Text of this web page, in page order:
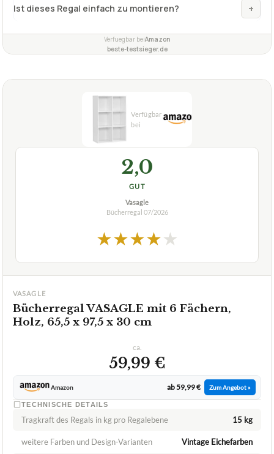
Ist dieses Regal einfach zu montieren? +
Verfuegbar beiAmazon
beste-testsieger.de
2,0
GUT
Vasagle
Bücherregal 07/2026
★★★★★
VASAGLE
Bücherregal VASAGLE mit 6 Fächern,
Holz, 65,5 x 97,5 x 30 cm
ca.
59,99 €
Amazon ab 59,99 € Zum Angebot »
TECHNISCHE DETAILS
Tragkraft des Regals in kg pro Regalebene 15 kg
weitere Farben und Design-Varianten Vintage Eichefarben